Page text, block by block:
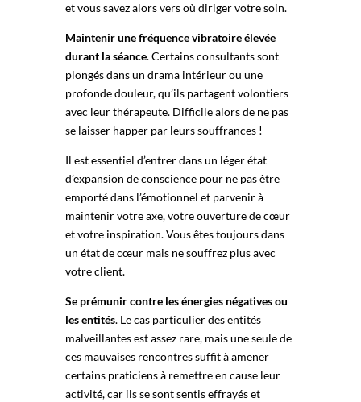
et vous savez alors vers où diriger votre soin.
Maintenir une fréquence vibratoire élevée
durant la séance. Certains consultants sont
plongés dans un drama intérieur ou une
profonde douleur, qu’ils partagent volontiers
avec leur thérapeute. Difficile alors de ne pas
se laisser happer par leurs souffrances !
Il est essentiel d’entrer dans un léger état
d’expansion de conscience pour ne pas être
emporté dans l’émotionnel et parvenir à
maintenir votre axe, votre ouverture de cœur
et votre inspiration. Vous êtes toujours dans
un état de cœur mais ne souffrez plus avec
votre client.
Se prémunir contre les énergies négatives ou
les entités. Le cas particulier des entités
malveillantes est assez rare, mais une seule de
ces mauvaises rencontres suffit à amener
certains praticiens à remettre en cause leur
activité, car ils se sont sentis effrayés et